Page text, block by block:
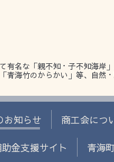
有名な「親不知・子不知海岸
青海竹のからかい」等、自然
お知らせ 商工会につ
金支援サイト 青海